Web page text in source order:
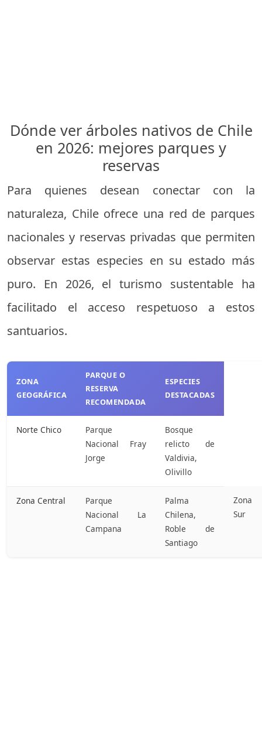
Dónde ver árboles nativos de Chile
en 2026: mejores parques y
reservas
Para quienes desean conectar con la
naturaleza, Chile ofrece una red de parques
nacionales y reservas privadas que permiten
observar estas especies en su estado más
puro. En 2026, el turismo sustentable ha
facilitado el acceso respetuoso a estos
santuarios.
ZONA
GEOGRÁFICA
PARQUE O
RESERVA
RECOMENDADA
ESPECIES
DESTACADAS
Norte Chico
Parque
Nacional Fray
Jorge
Bosque
relicto de
Valdivia,
Olivillo
Zona Central
Parque
Nacional La
Campana
Palma
Chilena,
Roble de
Santiago
Zona
Sur